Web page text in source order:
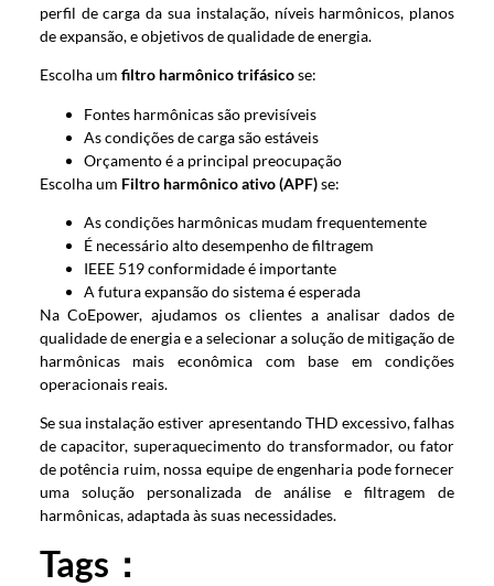
perfil de carga da sua instalação, níveis harmônicos, planos
de expansão, e objetivos de qualidade de energia.
Escolha um filtro harmônico trifásicose:
Fontes harmônicas são previsíveis
As condições de carga são estáveis
Orçamento é a principal preocupação
Escolha um Filtro harmônico ativo (APF)se:
As condições harmônicas mudam frequentemente
É necessário alto desempenho de filtragem
IEEE 519 conformidade é importante
A futura expansão do sistema é esperada
Na CoEpower, ajudamos os clientes a analisar dados de
qualidade de energia e a selecionar a solução de mitigação de
harmônicas mais econômica com base em condições
operacionais reais.
Se sua instalação estiver apresentando THD excessivo, falhas
de capacitor, superaquecimento do transformador, ou fator
de potência ruim, nossa equipe de engenharia pode fornecer
uma solução personalizada de análise e filtragem de
harmônicas, adaptada às suas necessidades.
Tags ：